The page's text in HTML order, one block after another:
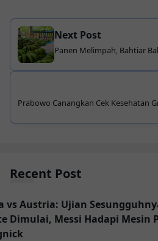
Next Post
Panen Melimpah, Bahtiar
Prabowo Canangkan Cek Kesehatan
Recent Post
vs Austria: Ujian
Dimulai, Messi Hadapi Mesin